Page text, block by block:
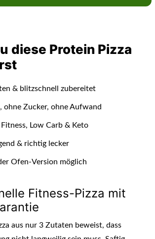
diese Protein Pizza
& blitzschnell zubereitet
ohne Zucker, ohne Aufwand
Low Carb & Keto
& richtig lecker
Ofen-Version möglich
Fitness-Pizza mit
aus nur 3 Zutaten beweist, dass